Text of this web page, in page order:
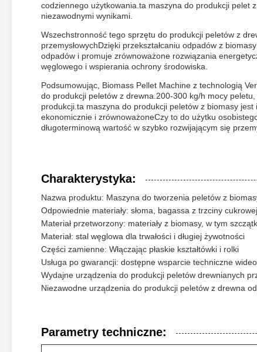
codziennego użytkowania.ta maszyna do produkcji pelet
niezawodnymi wynikami.
Wszechstronność tego sprzętu do produkcji peletów z
przemysłowychDzięki przekształcaniu odpadów z
odpadów i promuje zrównoważone rozwiązania
węglowego i wspierania ochrony środowiska.
Podsumowując, Biomass Pellet Machine z technologią
do produkcji peletów z drewna.200-300 kg/h mocy
produkcji.ta maszyna do produkcji peletów z biomasy
ekonomicznie i zrównoważoneCzy to do użytku
długoterminową wartość w szybko rozwijającym się
Charakterystyka:
Nazwa produktu: Maszyna do tworzenia peletów z
Odpowiednie materiały: słoma, bagassa z trzciny
Materiał przetworzony: materiały z biomasy, w tym
Materiał: stal węglowa dla trwałości i długiej żywotności
Części zamienne: Włączając płaskie kształtówki i rolki
Usługa po gwarancji: dostępne wsparcie techniczne
Wydajne urządzenia do produkcji peletów drewnianych
Niezawodne urządzenia do produkcji peletów z drewna
Parametry techniczne: